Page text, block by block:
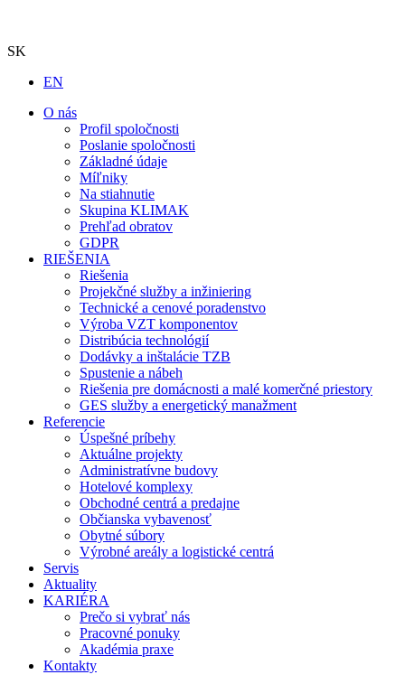
SK
EN
O nás
Profil spoločnosti
Poslanie spoločnosti
Základné údaje
Míľniky
Na stiahnutie
Skupina KLIMAK
Prehľad obratov
GDPR
RIEŠENIA
Riešenia
Projekčné služby a inžiniering
Technické a cenové poradenstvo
Výroba VZT komponentov
Distribúcia technológií
Dodávky a inštalácie TZB
Spustenie a nábeh
Riešenia pre domácnosti a malé komerčné priestory
GES služby a energetický manažment
Referencie
Úspešné príbehy
Aktuálne projekty
Administratívne budovy
Hotelové komplexy
Obchodné centrá a predajne
Občianska vybavenosť
Obytné súbory
Výrobné areály a logistické centrá
Servis
Aktuality
KARIÉRA
Prečo si vybrať nás
Pracovné ponuky
Akadémia praxe
Kontakty